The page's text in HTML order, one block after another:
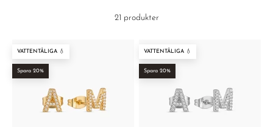
21 produkter
VATTENTÅLIGA 💧
Spara 20%
VATTENTÅLIGA 💧
Spara 20%